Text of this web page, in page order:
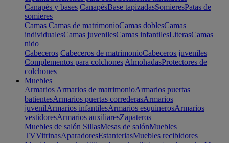
Canapés y bases CanapésBase tapizadasSomieresPatas de
somieres
Camas Camas de matrimonioCamas doblesCamas
individualesCamas juvenilesCamas infantilesLiterasCamas
nido
Cabeceros Cabeceros de matrimonioCabeceros juveniles
Complementos para colchones AlmohadasProtectores de
colchones
Muebles
Armarios Armarios de matrimonioArmarios puertas
batientesArmarios puertas correderasArmarios
juvenilArmarios infantilesArmarios esquinerosArmarios
vestidoresArmarios auxiliaresZapateros
Muebles de salón SillasMesas de salónMuebles
TVVitrinasAparadoresEstanteriasMuebles recibidores